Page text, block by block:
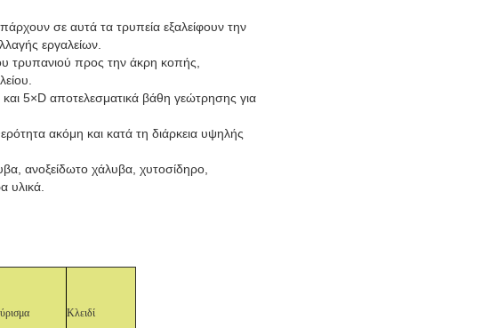
σε αυτά τα τρυπεία εξαλείφουν την
εργαλείων.
τρυπανιού προς την άκρη κοπής,
5×D αποτελεσματικά βάθη γεώτρησης για
ακόμη και κατά τη διάρκεια υψηλής
ανοξείδωτο χάλυβα, χυτοσίδηρο,
υλικά.
Κλειδί